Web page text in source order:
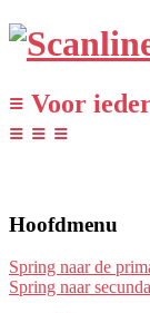
≡ Voor
≡ ≡ ≡
Hoofdmenu
Spring naar de
Spring naar